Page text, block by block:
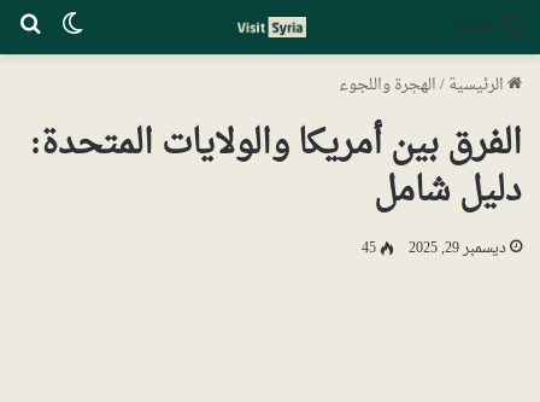
القائمة
الرئيسية/الهجرة واللجوء
الفرق بين أمريكا والولايات المتحدة:
دليل شامل
ديسمبر 29, 2025 45